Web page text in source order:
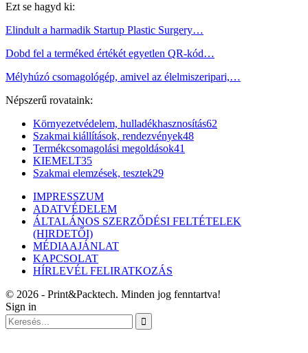
Ezt se hagyd ki:
Elindult a harmadik Startup Plastic Surgery…
Dobd fel a terméked értékét egyetlen QR-kód…
Mélyhúzó csomagológép, amivel az élelmiszeripari,…
Népszerű rovataink:
Környezetvédelem, hulladékhasznosítás62
Szakmai kiállítások, rendezvények48
Termékcsomagolási megoldások41
KIEMELT35
Szakmai elemzések, tesztek29
IMPRESSZUM
ADATVÉDELEM
ÁLTALÁNOS SZERZŐDÉSI FELTÉTELEK
(HIRDETŐI)
MÉDIAAJÁNLAT
KAPCSOLAT
HÍRLEVÉL FELIRATKOZÁS
© 2026 - Print&Packtech. Minden jog fenntartva!
Sign in